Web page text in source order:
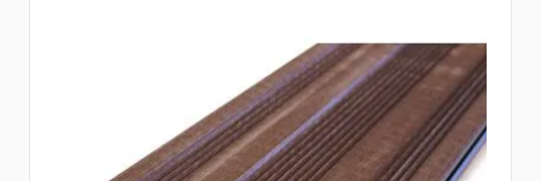
Le composite brun offre une esthétique proche du bois
naturel tout en garantissant une meilleure résistance aux
agressions extérieures. Il est particulièrement apprécié
pour son rendu chaleureux et sa capacité à s’intégrer